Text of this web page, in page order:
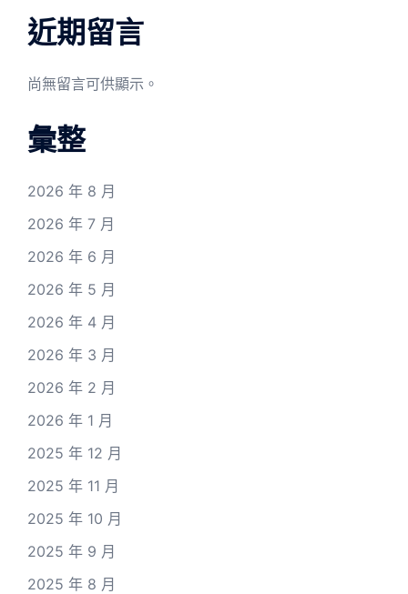
近期留言
尚無留言可供顯示。
彙整
2026 年 8 月
2026 年 7 月
2026 年 6 月
2026 年 5 月
2026 年 4 月
2026 年 3 月
2026 年 2 月
2026 年 1 月
2025 年 12 月
2025 年 11 月
2025 年 10 月
2025 年 9 月
2025 年 8 月